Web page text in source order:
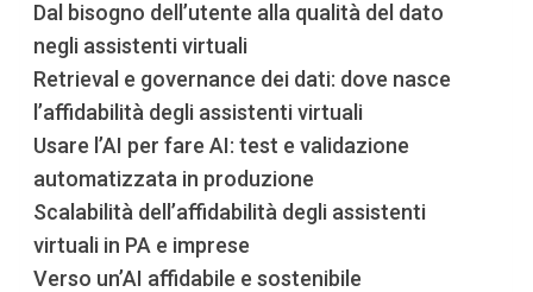
Dal bisogno dell’utente alla qualità del dato
negli assistenti virtuali
Retrieval e governance dei dati: dove nasce
l’affidabilità degli assistenti virtuali
Usare l’AI per fare AI: test e validazione
automatizzata in produzione
Scalabilità dell’affidabilità degli assistenti
virtuali in PA e imprese
Verso un’AI affidabile e sostenibile